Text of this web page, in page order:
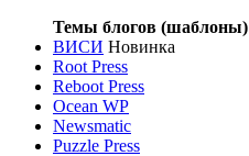
Темы блогов (шаблоны)
ВИСИ Новинка
Root Press
Reboot Press
Ocean WP
Newsmatic
Puzzle Press